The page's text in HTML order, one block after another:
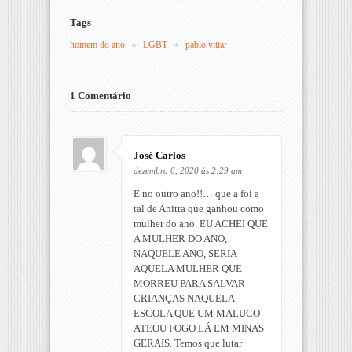
Tags
homem do ano LGBT pablo vittar
1 Comentário
José Carlos
dezembro 6, 2020 às 2:29 am
E no outro ano!!… que a foi a
tal de Anitta que ganhou como
mulher do ano. EU ACHEI QUE
A MULHER DO ANO,
NAQUELE ANO, SERIA
AQUELA MULHER QUE
MORREU PARA SALVAR
CRIANÇAS NAQUELA
ESCOLA QUE UM MALUCO
ATEOU FOGO LÁ EM MINAS
GERAIS. Temos que lutar